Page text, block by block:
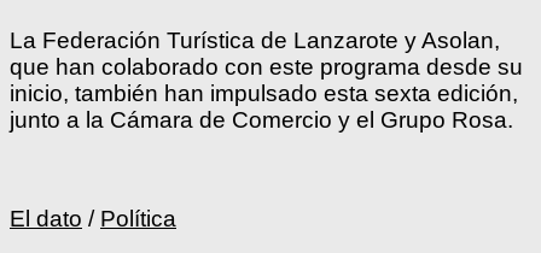
La Federación Turística de Lanzarote y Asolan,
que han colaborado con este programa desde su
inicio, también han impulsado esta sexta edición,
junto a la Cámara de Comercio y el Grupo Rosa.
El dato / Política